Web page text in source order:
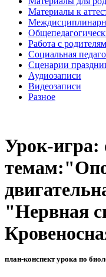
Материалы к
Работа с
Социальная
Сценарии
Аудиозаписи
Видеозаписи
Разное
Урок-игра:
"Нервная
план-конспект урока по